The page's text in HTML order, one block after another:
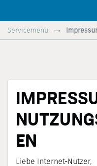
Servicemenü
EN
Liebe Internet-Nutzer,